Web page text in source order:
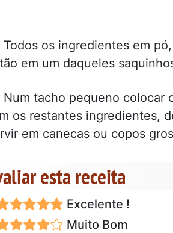
Todos os ingredientes em
em um daqueles
Num tacho pequeno colocar
os restantes ingredientes,
em canecas ou copos
esta receita
Excelente !
Muito Bom